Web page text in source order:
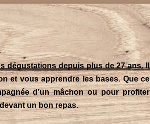
dégustations depuis plus de 27 ans. Il
et vous apprendre les bases. Que ce
d’un mâchon ou pour profiter
un bon repas.